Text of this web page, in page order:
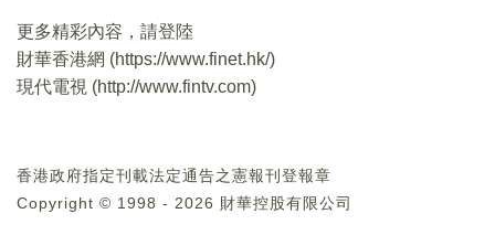
更多精彩內容，請登陸
財華香港網 (https://www.finet.hk/)
現代電視 (http://www.fintv.com)
香港政府指定刊載法定通告之憲報刊登報章
Copyright © 1998 - 2026 財華控股有限公司